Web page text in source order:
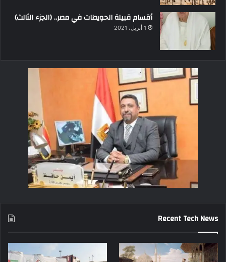
أقسام قبيلة الحويطات في مصر.. (الجزء الثالث)
1 أبريل، 2021
Recent Tech News